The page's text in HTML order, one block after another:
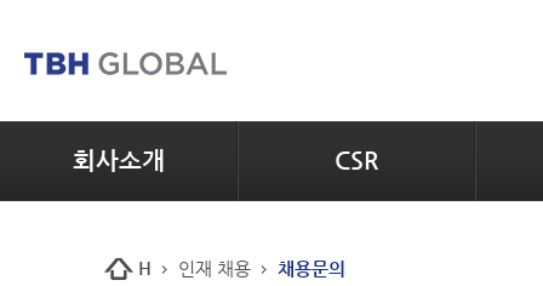
회사소개 CSR
H 인재 채용 채용문의